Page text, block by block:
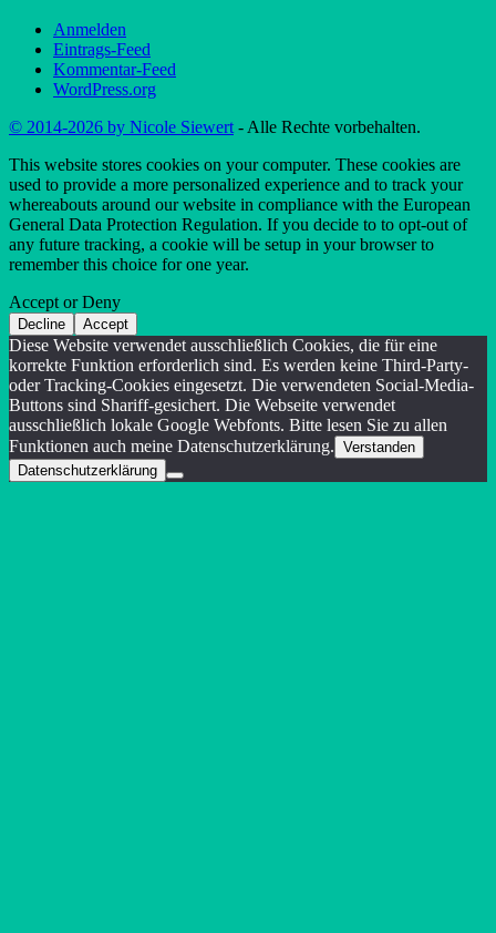
Anmelden
Eintrags-Feed
Kommentar-Feed
WordPress.org
© 2014-2026 by Nicole Siewert - Alle Rechte vorbehalten.
This website stores cookies on your computer. These cookies are
used to provide a more personalized experience and to track your
whereabouts around our website in compliance with the European
General Data Protection Regulation. If you decide to to opt-out of
any future tracking, a cookie will be setup in your browser to
remember this choice for one year.
Accept or Deny
Decline Accept
Diese Website verwendet ausschließlich Cookies, die für eine
korrekte Funktion erforderlich sind. Es werden keine Third-Party-
oder Tracking-Cookies eingesetzt. Die verwendeten Social-Media-
Buttons sind Shariff-gesichert. Die Webseite verwendet
ausschließlich lokale Google Webfonts. Bitte lesen Sie zu allen
Funktionen auch meine Datenschutzerklärung. Verstanden
Datenschutzerklärung